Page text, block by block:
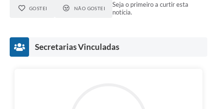
GOSTEI NÃO GOSTEI
Seja o primeiro a curtir esta
notícia.
Secretarias Vinculadas